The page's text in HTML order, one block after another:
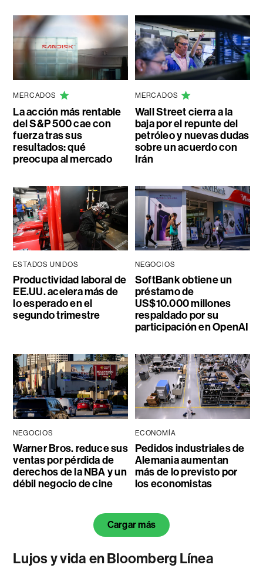
MERCADOS
La acción más rentable
del S&P 500 cae con
fuerza tras sus
resultados: qué
preocupa al mercado
MERCADOS
Wall Street cierra a la
baja por el repunte del
petróleo y nuevas dudas
sobre un acuerdo con
Irán
ESTADOS UNIDOS
Productividad laboral de
EE.UU. acelera más de
lo esperado en el
segundo trimestre
NEGOCIOS
SoftBank obtiene un
préstamo de
US$10.000 millones
respaldado por su
participación en OpenAI
NEGOCIOS
Warner Bros. reduce sus
ventas por pérdida de
derechos de la NBA y un
débil negocio de cine
ECONOMÍA
Pedidos industriales de
Alemania aumentan
más de lo previsto por
los economistas
Cargar más
Lujos y vida en Bloomberg Línea